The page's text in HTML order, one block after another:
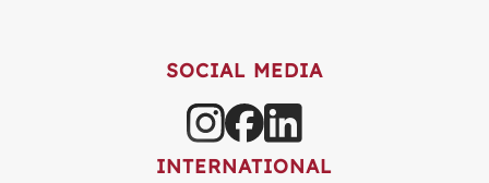
SOCIAL MEDIA
INTERNATIONAL